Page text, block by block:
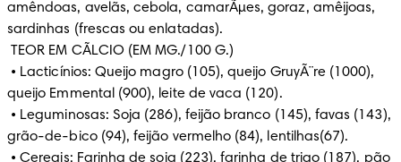
amêndoas, avelãs, cebola, camarÃµes, goraz, amêijoas,
sardinhas (frescas ou enlatadas).
TEOR EM CÃLCIO (EM MG./100 G.)
queijo Emmental (900), leite de vaca (120).
grão-de-bico (94), feijão vermelho (84), lentilhas(67).